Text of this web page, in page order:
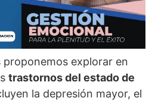
explorar en
trastornos del estado de
la depresión mayor, el